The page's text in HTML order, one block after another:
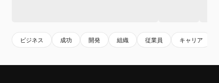
ビジネス 成功 開発 組織 従業員 キャリア